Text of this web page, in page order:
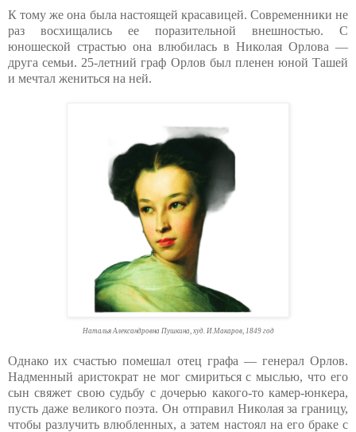
К тому же она была настоящей красавицей. Современники не
раз восхищались ее поразительной внешностью. С
юношеской страстью она влюбилась в Николая Орлова —
друга семьи. 25-летний граф Орлов был пленен юной Ташей
и мечтал жениться на ней.
Наталья Александровна Пушкина, худ. И.Макаров, 1849 год
Однако их счастью помешал отец графа — генерал Орлов.
Надменный аристократ не мог смириться с мыслью, что его
сын свяжет свою судьбу с дочерью какого-то камер-юнкера,
пусть даже великого поэта. Он отправил Николая за границу,
чтобы разлучить влюбленных, а затем настоял на его браке с